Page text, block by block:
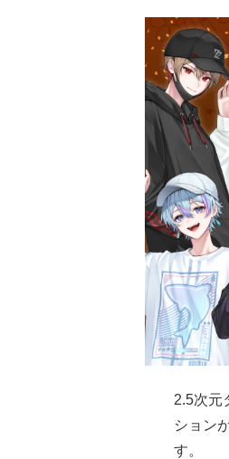
2.5次元
ション
す。